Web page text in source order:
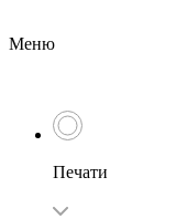
Меню
Печати